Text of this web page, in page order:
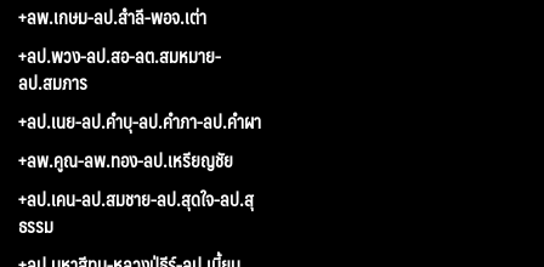
+ลพ.เกษม-ลป.สำลี-พอจ.เต่า
+ลป.พวง-ลป.สอ-ลต.สมหมาย-
ลป.สมภาร
+ลป.เนย-ลป.คำบุ-ลป.คำภา-ลป.คำผา
+ลพ.คูณ-ลพ.ทอง-ลป.เหรียญชัย
+ลป.เคน-ลป.สมชาย-ลป.สุดใจ-ลป.สุ
ธรรม